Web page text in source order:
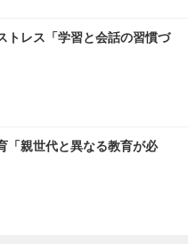
トレス「学習と会話の習慣づ
「親世代と異なる教育が必